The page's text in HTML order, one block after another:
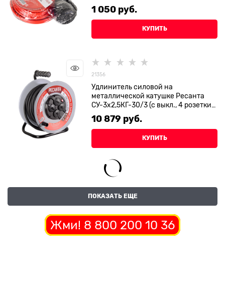
1 050 руб.
КУПИТЬ
21356
Удлинитель силовой на
металлической катушке Ресанта
СУ-3х2,5КГ-30/3 (с выкл., 4 розетки,
IP44)
10 879 руб.
КУПИТЬ
ПОКАЗАТЬ ЕЩЕ
Жми! 8 800 200 10 36